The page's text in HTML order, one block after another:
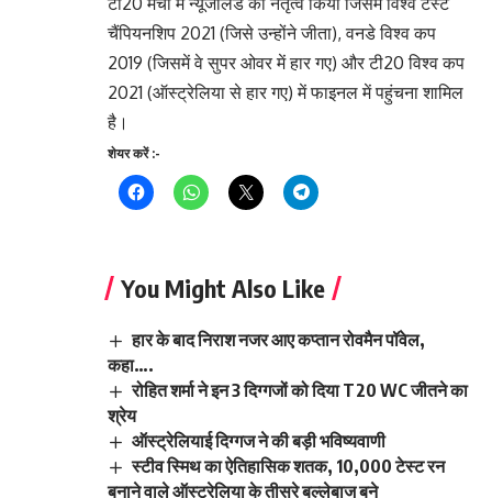
चैंपियनशिप 2021 (जिसे उन्होंने जीता), वनडे विश्व कप
2019 (जिसमें वे सुपर ओवर में हार गए) और टी20 विश्व कप
2021 (ऑस्ट्रेलिया से हार गए) में फाइनल में पहुंचना शामिल
है।
शेयर करें :-
You Might Also Like
हार के बाद निराश नजर आए कप्तान रोवमैन पॉवेल,
कहा….
रोहित शर्मा ने इन 3 दिग्गजों को दिया T20 WC जीतने का
श्रेय
ऑस्ट्रेलियाई दिग्गज ने की बड़ी भविष्यवाणी
स्टीव स्मिथ का ऐतिहासिक शतक, 10,000 टेस्ट रन
बनाने वाले ऑस्ट्रेलिया के तीसरे बल्लेबाज बने